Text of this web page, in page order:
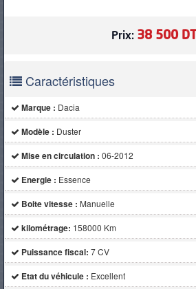
Prix: 38 500 DT
Caractéristiques
Marque : Dacia
Modèle : Duster
Mise en circulation : 06-2012
Energie : Essence
Boite vitesse : Manuelle
kilométrage: 158000 Km
Puissance fiscal: 7 CV
Etat du véhicule : Excellent